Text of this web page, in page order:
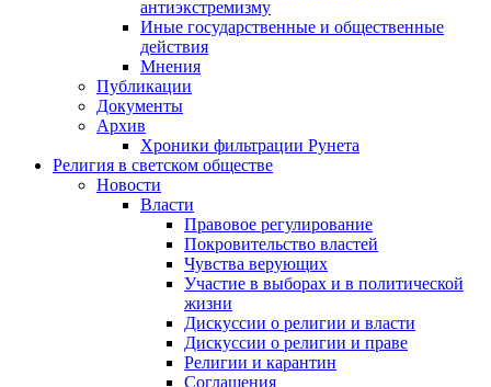
антиэкстремизму
Иные государственные и общественные
действия
Мнения
Публикации
Документы
Архив
Хроники фильтрации Рунета
Религия в светском обществе
Новости
Власти
Правовое регулирование
Покровительство властей
Чувства верующих
Участие в выборах и в политической
жизни
Дискуссии о религии и власти
Дискуссии о религии и праве
Религии и карантин
Соглашения